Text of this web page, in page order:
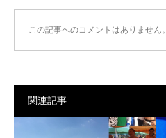
この記事へのコメントはありません。
関連記事